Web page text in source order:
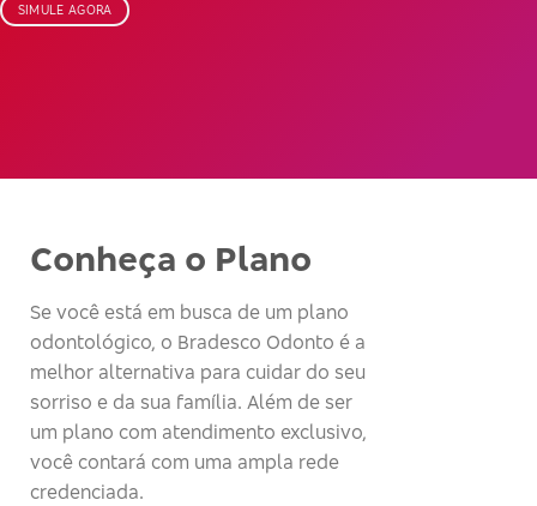
SIMULE AGORA
Conheça o Plano
Se você está em busca de um plano
odontológico, o Bradesco Odonto é a
melhor alternativa para cuidar do seu
sorriso e da sua família. Além de ser
um plano com atendimento exclusivo,
você contará com uma ampla rede
credenciada.